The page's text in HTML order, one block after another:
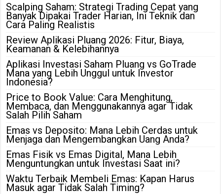
Scalping Saham: Strategi Trading Cepat yang
Banyak Dipakai Trader Harian, Ini Teknik dan
Cara Paling Realistis
Review Aplikasi Pluang 2026: Fitur, Biaya,
Keamanan & Kelebihannya
Aplikasi Investasi Saham Pluang vs GoTrade
Mana yang Lebih Unggul untuk Investor
Indonesia?
Price to Book Value: Cara Menghitung,
Membaca, dan Menggunakannya agar Tidak
Salah Pilih Saham
Emas vs Deposito: Mana Lebih Cerdas untuk
Menjaga dan Mengembangkan Uang Anda?
Emas Fisik vs Emas Digital, Mana Lebih
Menguntungkan untuk Investasi Saat ini?
Waktu Terbaik Membeli Emas: Kapan Harus
Masuk agar Tidak Salah Timing?